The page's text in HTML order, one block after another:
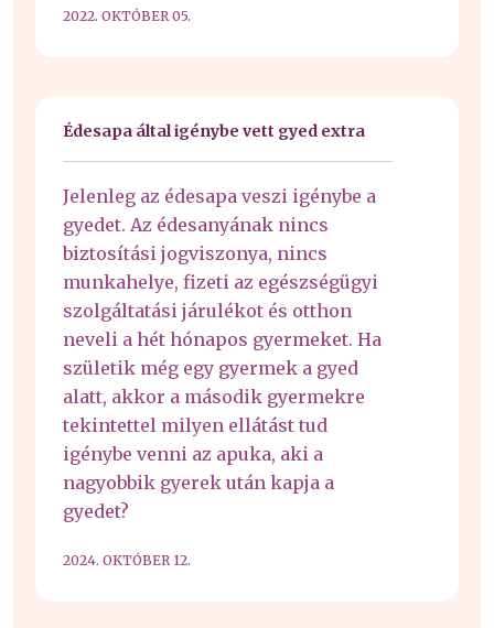
2022. OKTÓBER 05.
Édesapa által igénybe vett gyed extra
Jelenleg az édesapa veszi igénybe a
gyedet. Az édesanyának nincs
biztosítási jogviszonya, nincs
munkahelye, fizeti az egészségügyi
szolgáltatási járulékot és otthon
neveli a hét hónapos gyermeket. Ha
születik még egy gyermek a gyed
alatt, akkor a második gyermekre
tekintettel milyen ellátást tud
igénybe venni az apuka, aki a
nagyobbik gyerek után kapja a
gyedet?
2024. OKTÓBER 12.